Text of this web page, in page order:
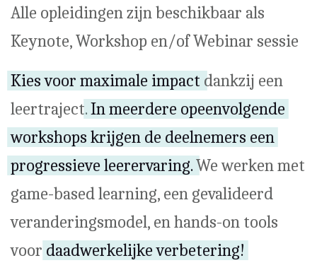
Alle opleidingen zijn beschikbaar als
Keynote, Workshop en/of Webinar sessie
Kies voor maximale impact dankzij een
leertraject.In meerdere opeenvolgende
workshops krijgen de deelnemers een
progressieve leerervaring.We werken met
game-based learning, een gevalideerd
veranderingsmodel, en hands-on tools
voor daadwerkelijke verbetering!